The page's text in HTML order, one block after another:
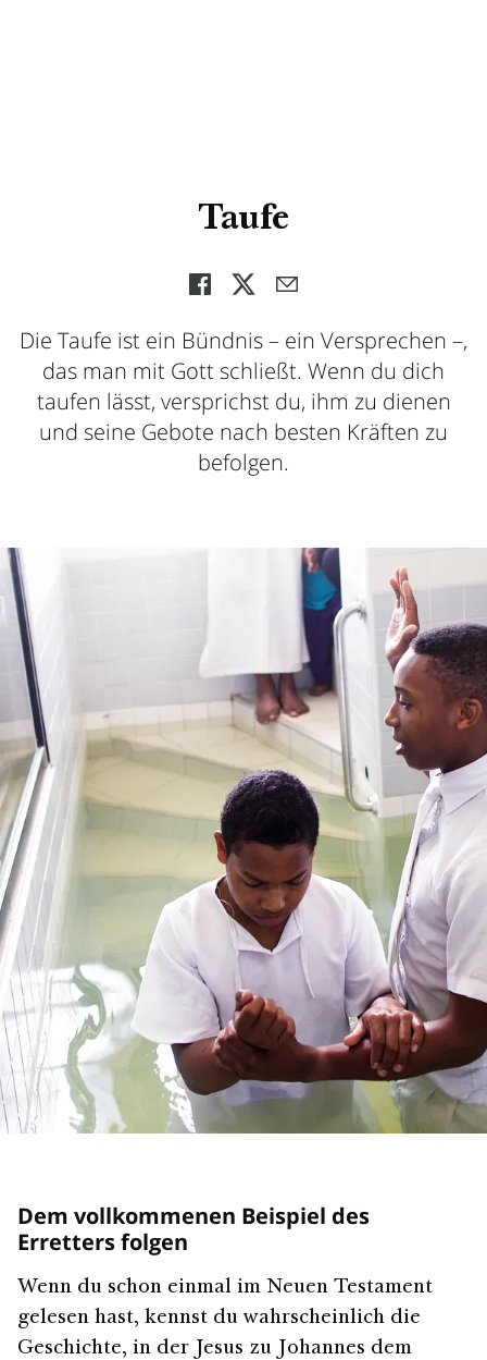
Taufe
Die Taufe ist ein Bündnis – ein Versprechen –,
das man mit Gott schließt. Wenn du dich
taufen lässt, versprichst du, ihm zu dienen
und seine Gebote nach besten Kräften zu
befolgen.
Dem vollkommenen Beispiel des
Erretters folgen
Wenn du schon einmal im Neuen Testament
gelesen hast, kennst du wahrscheinlich die
Geschichte, in der Jesus zu Johannes dem